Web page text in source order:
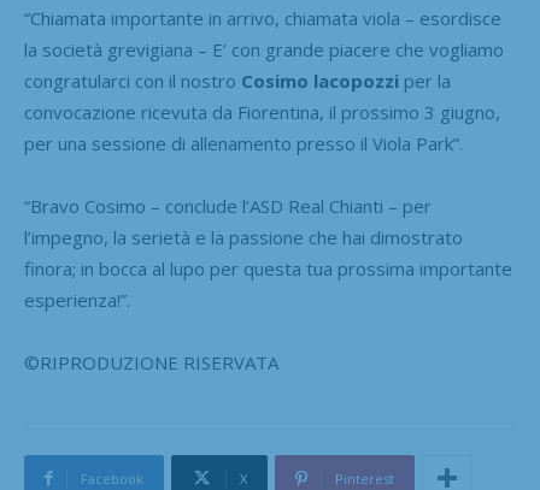
“Chiamata importante in arrivo, chiamata viola – esordisce
la società grevigiana – E’ con grande piacere che vogliamo
congratularci con il nostro Cosimo lacopozzi per la
convocazione ricevuta da Fiorentina, il prossimo 3 giugno,
per una sessione di allenamento presso il Viola Park”.
“Bravo Cosimo – conclude l’ASD Real Chianti – per
l’impegno, la serietà e la passione che hai dimostrato
finora; in bocca al lupo per questa tua prossima importante
esperienza!”.
©RIPRODUZIONE RISERVATA
Facebook X Pinterest